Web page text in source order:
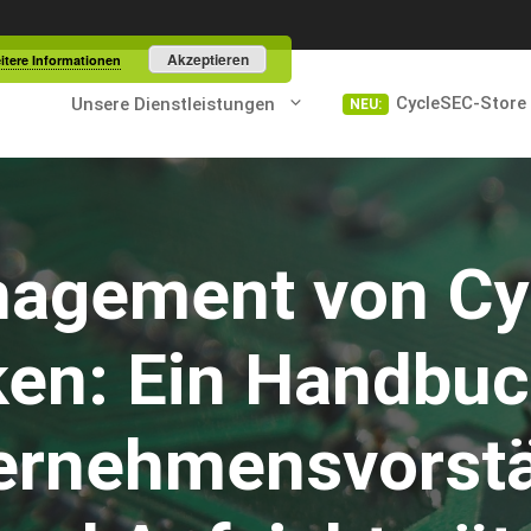
Unsere Dienstleistungen CycleSEC-Store
von
Ein
Informationen Akzeptieren